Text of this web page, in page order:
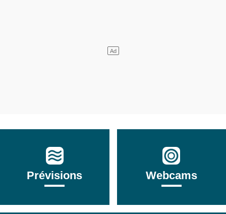
Prévisions Webcams